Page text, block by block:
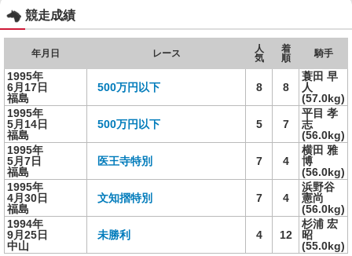
競走成績
年月日 レース
人
気
着
順
騎手
1995年
6月17日
福島
500万円以下 8 8
蓑田 早
人
(57.0kg)
1995年
5月14日
福島
500万円以下 5 7
平目 孝
志
(56.0kg)
1995年
5月7日
福島
医王寺特別 7 4
横田 雅
博
(56.0kg)
1995年
4月30日
福島
文知摺特別 7 4
浜野谷
憲尚
(56.0kg)
1994年
9月25日
中山
未勝利 4 12
杉浦 宏
昭
(55.0kg)